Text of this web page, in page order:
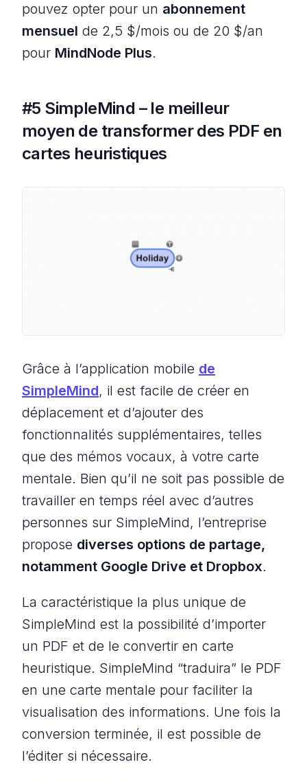
pouvez opter pour un abonnement
mensuel de 2,5 $/mois ou de 20 $/an
pour MindNode Plus.
#5 SimpleMind – le meilleur
moyen de transformer des PDF en
cartes heuristiques
Grâce à l’application mobile de
SimpleMind, il est facile de créer en
déplacement et d’ajouter des
fonctionnalités supplémentaires, telles
que des mémos vocaux, à votre carte
mentale. Bien qu’il ne soit pas possible de
travailler en temps réel avec d’autres
personnes sur SimpleMind, l’entreprise
propose diverses options de partage,
notamment Google Drive et Dropbox.
La caractéristique la plus unique de
SimpleMind est la possibilité d’importer
un PDF et de le convertir en carte
heuristique. SimpleMind “traduira” le PDF
en une carte mentale pour faciliter la
visualisation des informations. Une fois la
conversion terminée, il est possible de
l’éditer si nécessaire.